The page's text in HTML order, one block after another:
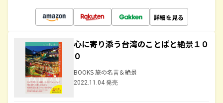
詳細を見る
心に寄り添う台湾のことばと絶景１０
０
BOOKS 旅の名言＆絶景
2022.11.04 発売